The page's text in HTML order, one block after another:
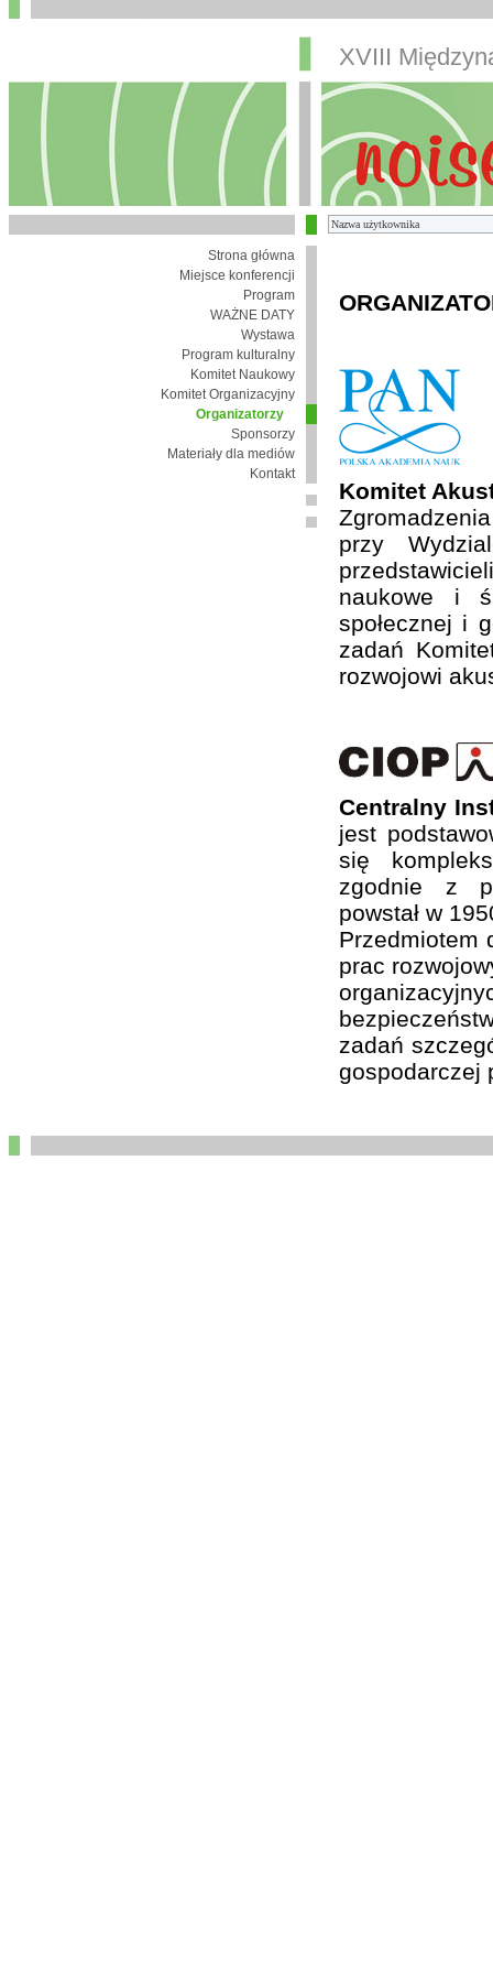
XVIII
Strona główna
Miejsce konferencji
Program
WAŻNE DATY
Wystawa
Program kulturalny
Komitet Naukowy
Komitet Organizacyjny
Organizatorzy
Sponsorzy
Materiały dla mediów
Kontakt
Komitet
przy
naukowe i
społecznej i
zadań
rozwojowi
Centralny
jest
się
zgodnie z
powstał w
Przedmiotem
prac
zadań
gospodarczej